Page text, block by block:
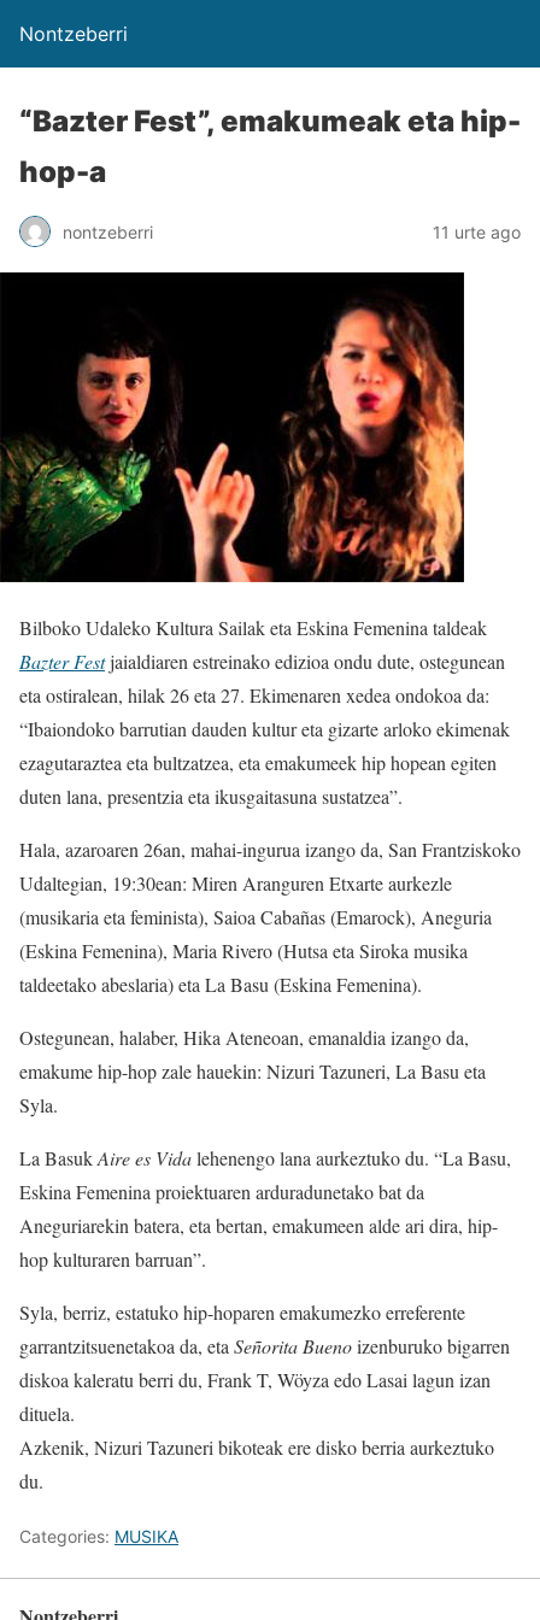
Nontzeberri
“Bazter Fest”, emakumeak eta hip-
hop-a
nontzeberri 11 urte ago
Bilboko Udaleko Kultura Sailak eta Eskina Femenina taldeak
Bazter Festjaialdiaren estreinako edizioa ondu dute, ostegunean
eta ostiralean, hilak 26 eta 27. Ekimenaren xedea ondokoa da:
“Ibaiondoko barrutian dauden kultur eta gizarte arloko ekimenak
ezagutaraztea eta bultzatzea, eta emakumeek hip hopean egiten
duten lana, presentzia eta ikusgaitasuna sustatzea”.
Hala, azaroaren 26an, mahai-ingurua izango da, San Frantziskoko
Udaltegian, 19:30ean: Miren Aranguren Etxarte aurkezle
(musikaria eta feminista), Saioa Cabañas (Emarock), Aneguria
(Eskina Femenina), Maria Rivero (Hutsa eta Siroka musika
taldeetako abeslaria) eta La Basu (Eskina Femenina).
Ostegunean, halaber, Hika Ateneoan, emanaldia izango da,
emakume hip-hop zale hauekin: Nizuri Tazuneri, La Basu eta
Syla.
La BasukAire es Vidalehenengo lana aurkeztuko du. “La Basu,
Eskina Femenina proiektuaren arduradunetako bat da
Aneguriarekin batera, eta bertan, emakumeen alde ari dira, hip-
hop kulturaren barruan”.
Syla, berriz, estatuko hip-hoparen emakumezko erreferente
garrantzitsuenetakoa da, eta Señorita Buenoizenburuko bigarren
diskoa kaleratu berri du, Frank T, Wöyza edo Lasai lagun izan
dituela.
Azkenik, Nizuri Tazuneri bikoteak ere disko berria aurkeztuko
du.
Categories: MUSIKA